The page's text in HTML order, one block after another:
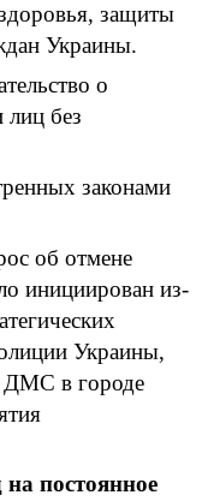
защиты
Украины.
о
лиц без
законами
об отмене
инициирован из-
Украины,
ДМС в городе
постоянное